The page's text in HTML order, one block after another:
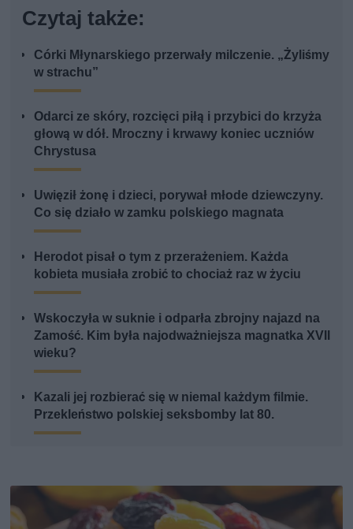
Czytaj także:
Córki Młynarskiego przerwały milczenie. „Żyliśmy
w strachu”
Odarci ze skóry, rozcięci piłą i przybici do krzyża
głową w dół. Mroczny i krwawy koniec uczniów
Chrystusa
Uwięził żonę i dzieci, porywał młode dziewczyny.
Co się działo w zamku polskiego magnata
Herodot pisał o tym z przerażeniem. Każda
kobieta musiała zrobić to chociaż raz w życiu
Wskoczyła w suknie i odparła zbrojny najazd na
Zamość. Kim była najodważniejsza magnatka XVII
wieku?
Kazali jej rozbierać się w niemal każdym filmie.
Przekleństwo polskiej seksbomby lat 80.